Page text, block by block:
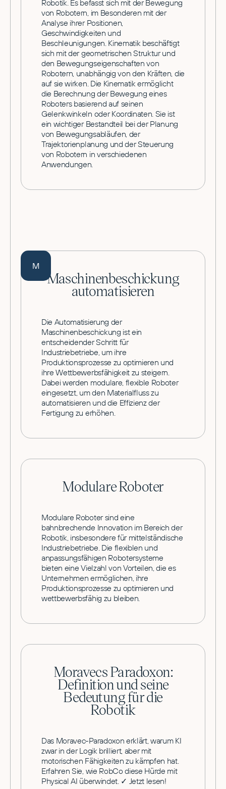
Robotik. Es befasst sich mit der Bewegung
von Robotern, im Besonderen mit der
Analyse ihrer Positionen,
Geschwindigkeiten und
Beschleunigungen. Kinematik beschäftigt
sich mit der geometrischen Struktur und
den Bewegungseigenschaften von
Robotern, unabhängig von den Kräften, die
auf sie wirken. Die Kinematik ermöglicht
die Berechnung der Bewegung eines
Roboters basierend auf seinen
Gelenkwinkeln oder Koordinaten. Sie ist
ein wichtiger Bestandteil bei der Planung
von Bewegungsabläufen, der
Trajektorienplanung und der Steuerung
von Robotern in verschiedenen
Anwendungen.
M
Maschinenbeschickung
automatisieren
Die Automatisierung der
Maschinenbeschickung ist ein
entscheidender Schritt für
Industriebetriebe, um ihre
Produktionsprozesse zu optimieren und
ihre Wettbewerbsfähigkeit zu steigern.
Dabei werden modulare, flexible Roboter
eingesetzt, um den Materialfluss zu
automatisieren und die Effizienz der
Fertigung zu erhöhen.
Modulare Roboter
Modulare Roboter sind eine
bahnbrechende Innovation im Bereich der
Robotik, insbesondere für mittelständische
Industriebetriebe. Die flexiblen und
anpassungsfähigen Robotersysteme
bieten eine Vielzahl von Vorteilen, die es
Unternehmen ermöglichen, ihre
Produktionsprozesse zu optimieren und
wettbewerbsfähig zu bleiben.
Moravecs Paradoxon:
Definition und seine
Bedeutung für die
Robotik
Das Moravec-Paradoxon erklärt, warum KI
zwar in der Logik brilliert, aber mit
motorischen Fähigkeiten zu kämpfen hat.
Erfahren Sie, wie RobCo diese Hürde mit
Physical AI überwindet. ✓ Jetzt lesen!